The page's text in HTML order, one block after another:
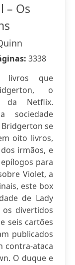
– Os
3338
que
o
da Netflix.
sociedade
se
oito livros,
irmãos, e
para
Violet, a
este box
de Lady
divertidos
seis cartões
publicados
contra-ataca
O duque e